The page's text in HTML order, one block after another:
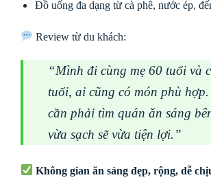
Đồ uống đa dạng từ cà phê, nước ép,
Review từ du khách:
“Mình đi cùng mẹ 60 tuổi và
tuổi, ai cũng có món phù
cần phải tìm quán ăn sáng
vừa sạch sẽ vừa tiện lợi.”
Không gian ăn sáng đẹp, rộng, dễ